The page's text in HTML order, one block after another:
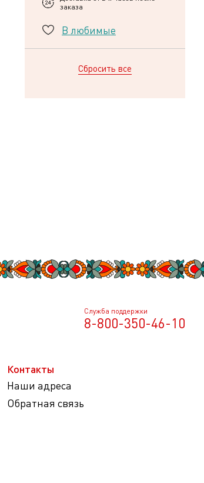
заказа
В любимые
Сбросить все
Служба поддержки
8-800-350-46-10
Контакты
Наши адреса
Обратная связь